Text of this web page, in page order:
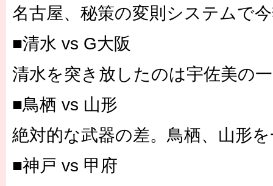
名古屋、秘策の変則システムで
■清水 vs G大阪
清水を突き放したのは宇佐美の
■鳥栖 vs 山形
絶対的な武器の差。鳥栖、山形
■神戸 vs 甲府